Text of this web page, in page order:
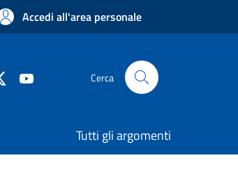
Accedi all'area personale
Cerca
Tutti gli argomenti